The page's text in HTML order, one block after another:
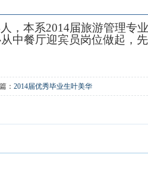
，本系2014届旅游管理专
中餐厅迎宾员岗位做起，
： 2014届优秀毕业生叶美华